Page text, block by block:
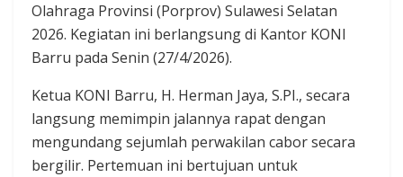
Olahraga Provinsi (Porprov) Sulawesi Selatan
2026. Kegiatan ini berlangsung di Kantor KONI
Barru pada Senin (27/4/2026).
Ketua KONI Barru, H. Herman Jaya, S.PI., secara
langsung memimpin jalannya rapat dengan
mengundang sejumlah perwakilan cabor secara
bergilir. Pertemuan ini bertujuan untuk